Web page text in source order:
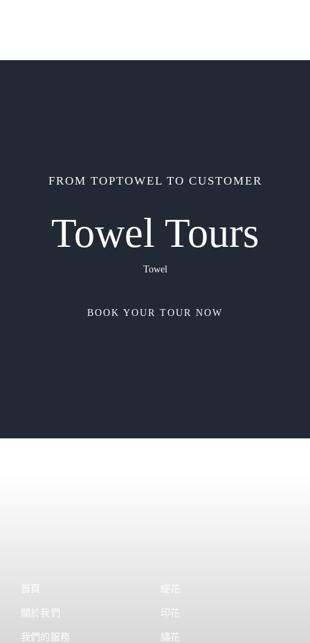
FROM TOPTOWEL TO CUSTOMER
Towel Tours
Towel
BOOK YOUR TOUR NOW
首頁
關於我們
我們的服務
緹花
印花
繡花